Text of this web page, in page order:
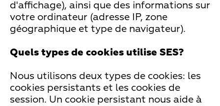
d'affichage), ainsi que des informations sur
votre ordinateur (adresse IP, zone
géographique et type de navigateur).
Quels types de cookies utilise SES?
Nous utilisons deux types de cookies: les
cookies persistants et les cookies de
session. Un cookie persistant nous aide à